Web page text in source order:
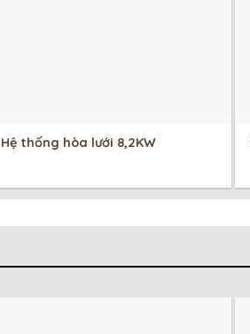
Hệ thống hòa lưới 8,2KW